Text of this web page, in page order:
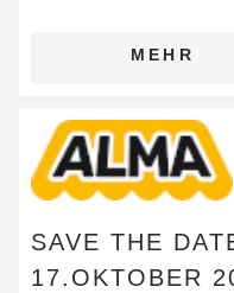
MEHR
SAVE THE
17.OKTOBER